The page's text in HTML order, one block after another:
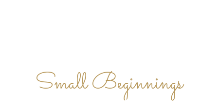
Small Beginnings
ABOUT US